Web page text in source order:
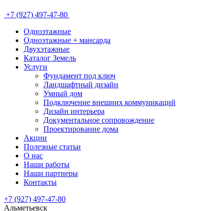
+7 (927) 497-47-80
Одноэтажные
Одноэтажные + мансарда
Двухэтажные
Каталог Земель
Услуги
Фундамент под ключ
Ландшафтный дизайн
Умный дом
Подключение внешних коммуникаций
Дизайн интерьера
Документальное сопровождение
Проектирование дома
Акции
Полезные статьи
О нас
Наши работы
Наши партнеры
Контакты
+7 (927) 497-47-80
Альметьевск